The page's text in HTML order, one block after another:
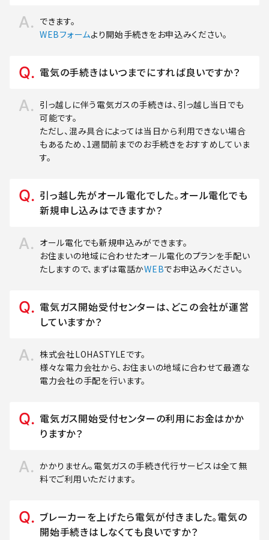
できます。
WEBフォームより開始手続きをお申込みください。
電気の手続きはいつまでにすれば良いですか？
引っ越しに伴う電気ガスの手続きは、引っ越し当日でも
可能です。
ただし、混み具合によっては当日から利用できない場合
もあるため、1週間前までのお手続きをおすすめしていま
す。
引っ越し先がオール電化でした。オール電化でも
新規申し込みはできますか？
オール電化でも新規申込みができます。
お住まいの地域に合わせたオール電化のプランを手配い
たしますので、まずは電話かWEBでお申込みください。
電気ガス開始受付センターは、どこの会社が運営
していますか？
株式会社LOHASTYLEです。
様々な電力会社から、お住まいの地域に合わせて最適な
電力会社の手配を行います。
電気ガス開始受付センターの利用にお金はかか
りますか？
かかりません。電気ガスの手続き代行サービスは全て無
料でご利用いただけます。
ブレーカーを上げたら電気が付きました。電気の
開始手続きはしなくても良いですか？